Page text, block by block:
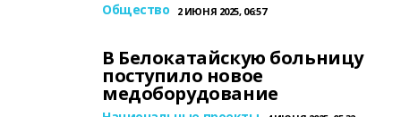
Общество 2 ИЮНЯ 2025, 06:57
В Белокатайскую больницу
поступило новое
медоборудование